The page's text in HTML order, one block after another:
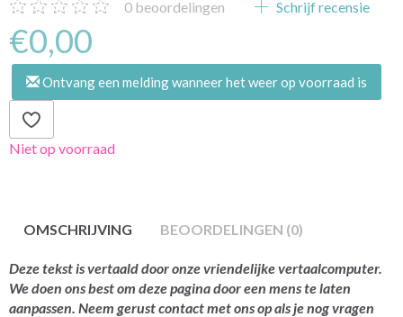
0 beoordelingen Schrijf recensie
€0,00
Ontvang een melding wanneer het weer op voorraad is
Niet op voorraad
OMSCHRIJVING BEOORDELINGEN (0)
Deze tekst is vertaald door onze vriendelijke vertaalcomputer.
We doen ons best om deze pagina door een mens te laten
aanpassen. Neem gerust contact met ons op als je nog vragen